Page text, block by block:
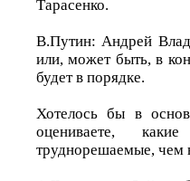
Тарасенко.
В.Путин: Андрей
или, может быть, в
будет в порядке.
Хотелось бы в
оцениваете,
труднорешаемые, чем